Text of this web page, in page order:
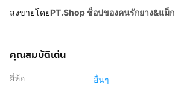
ลงขายโดยPT.Shop ช็อปของคนรักยาง&แม็ก
คุณสมบัติเด่น
ยี่ห้อ อื่นๆ